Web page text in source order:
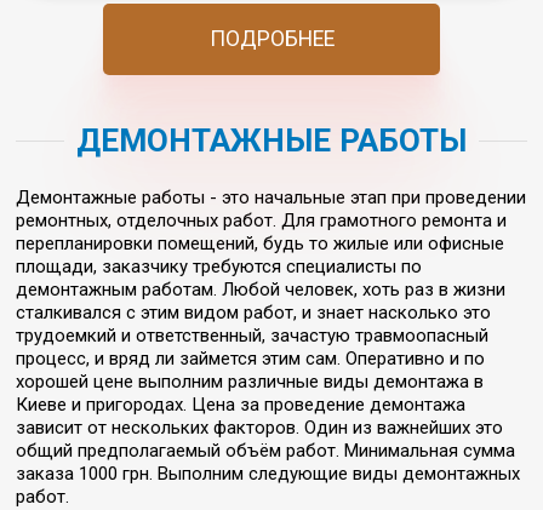
ПОДРОБНЕЕ
ДЕМОНТАЖНЫЕ РАБОТЫ
Демонтажные работы - это начальные этап при проведении
ремонтных, отделочных работ. Для грамотного ремонта и
перепланировки помещений, будь то жилые или офисные
площади, заказчику требуются специалисты по
демонтажным работам. Любой человек, хоть раз в жизни
сталкивался с этим видом работ, и знает насколько это
трудоемкий и ответственный, зачастую травмоопасный
процесс, и вряд ли займется этим сам. Оперативно и по
хорошей цене выполним различные виды демонтажа в
Киеве и пригородах. Цена за проведение демонтажа
зависит от нескольких факторов. Один из важнейших это
общий предполагаемый объём работ. Минимальная сумма
заказа 1000 грн. Выполним следующие виды демонтажных
работ.